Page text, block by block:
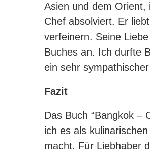
Asien und dem Orient,
Chef absolviert. Er
verfeinern. Seine
Buches an. Ich durfte
ein sehr
Fazit
Das Buch “Bangkok –
ich es als
macht. Für Liebhaber